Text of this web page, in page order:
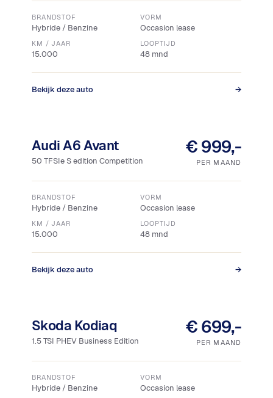
BRANDSTOF
Hybride / Benzine
VORM
Occasion lease
KM / JAAR
15.000
LOOPTIJD
48 mnd
Bekijk deze auto →
Audi A6 Avant
50 TFSIe S edition Competition
€ 999,-
PER MAAND
BRANDSTOF
Hybride / Benzine
VORM
Occasion lease
KM / JAAR
15.000
LOOPTIJD
48 mnd
Bekijk deze auto →
Skoda Kodiaq
1.5 TSI PHEV Business Edition
€ 699,-
PER MAAND
BRANDSTOF
Hybride / Benzine
VORM
Occasion lease